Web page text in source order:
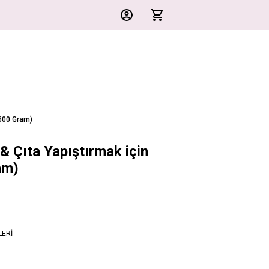
Gram)
Çıta Yapıştırmak için